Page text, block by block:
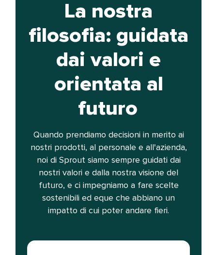
La nostra
filosofia: guidata
dai valori e
orientata al
futuro​​
Quando prendiamo decisioni in merito ai
nostri prodotti, al personale e all'azienda,
noi di Sprout siamo sempre guidati dai
nostri valori e dalla nostra visione del
futuro, e ci impegniamo a fare scelte
sostenibili ed eque che abbiano un
impatto di cui poter andare fieri.​​